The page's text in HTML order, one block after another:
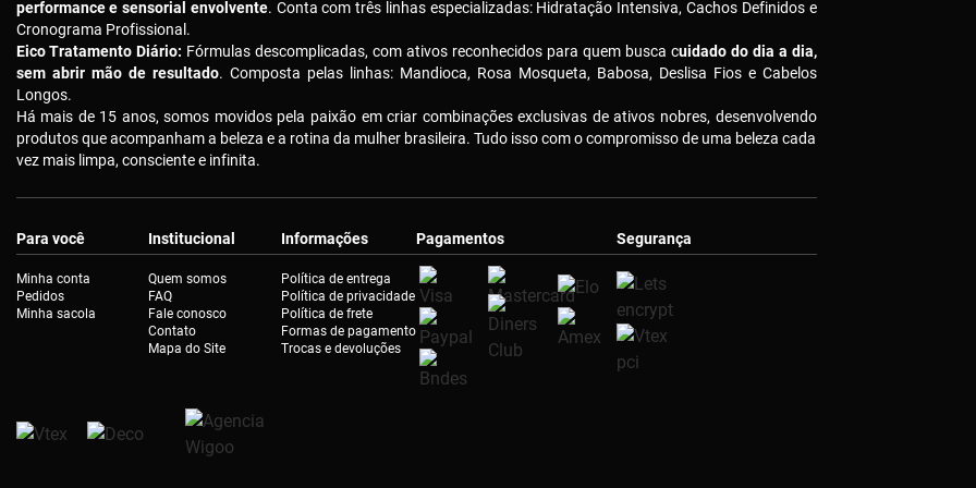
performance e sensorial envolvente. Conta com três linhas especializadas: Hidratação Intensiva, Cachos Definidos e
Cronograma Profissional.
Eico Tratamento Diário: Fórmulas descomplicadas, com ativos reconhecidos para quem busca cuidado do dia a dia,
sem abrir mão de resultado. Composta pelas linhas: Mandioca, Rosa Mosqueta, Babosa, Deslisa Fios e Cabelos
Longos.
Há mais de 15 anos, somos movidos pela paixão em criar combinações exclusivas de ativos nobres, desenvolvendo
produtos que acompanham a beleza e a rotina da mulher brasileira. Tudo isso com o compromisso de uma beleza cada
vez mais limpa, consciente e infinita.
Para você
Minha conta
Pedidos
Minha sacola
Institucional
Quem somos
FAQ
Fale conosco
Contato
Mapa do Site
Informações
Política de entrega
Política de privacidade
Política de frete
Formas de pagamento
Trocas e devoluções
Pagamentos Segurança